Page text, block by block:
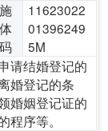
11623022
01396249
5M
请结婚登记的
婚登记的条
婚姻登记证的
序等。